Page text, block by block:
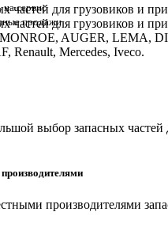
на сервис
продажи
для грузовиков и
для грузовиков и
AUGER, LEMA,
Renault, Mercedes, Iveco.
выбор запасных
производителями